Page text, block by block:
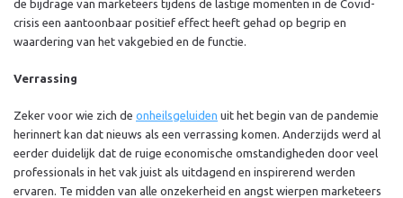
de bijdrage van marketeers tijdens de lastige momenten in de Covid-
crisis een aantoonbaar positief effect heeft gehad op begrip en
waardering van het vakgebied en de functie.
Verrassing
Zeker voor wie zich de onheilsgeluiden uit het begin van de pandemie
herinnert kan dat nieuws als een verrassing komen. Anderzijds werd al
eerder duidelijk dat de ruige economische omstandigheden door veel
professionals in het vak juist als uitdagend en inspirerend werden
ervaren. Te midden van alle onzekerheid en angst wierpen marketeers